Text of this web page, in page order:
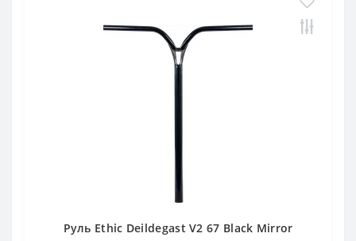
Руль Ethic Deildegast V2 67 Black Mirror